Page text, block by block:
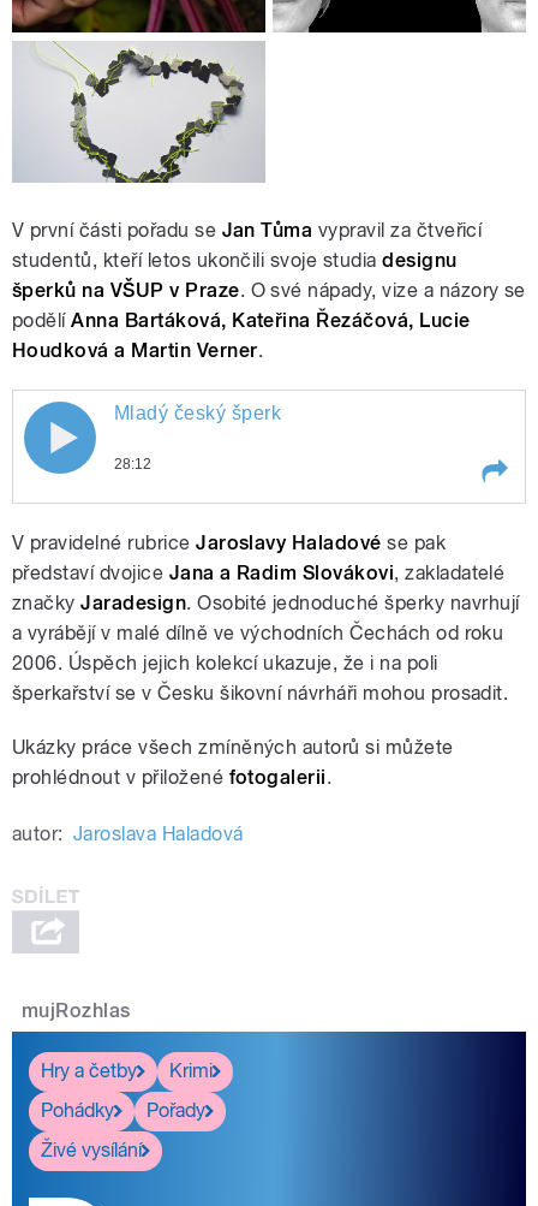
V první části pořadu se Jan Tůma vypravil za čtveřicí
studentů, kteří letos ukončili svoje studiadesignu
šperků na VŠUP v Praze. O své nápady, vize a názory se
podělíAnna Bartáková, Kateřina Řezáčová, Lucie
Houdková a Martin Verner.
Mladý český šperk
pause
Mladý český šperk
28:12
V pravidelné rubriceJaroslavy Haladové se pak
představí dvojice Jana a Radim Slovákovi, zakladatelé
značkyJaradesign. Osobité jednoduché šperky navrhují
a vyrábějí v malé dílně ve východních Čechách od roku
2006. Úspěch jejich kolekcí ukazuje, že i na poli
šperkařství se v Česku šikovní návrháři mohou prosadit.
Ukázky práce všech zmíněných autorů si můžete
prohlédnout v přiložené fotogalerii.
autor: Jaroslava Haladová
mujRozhlas
Hry a četby
Krimi
Pohádky
Pořady
Živé vysílání